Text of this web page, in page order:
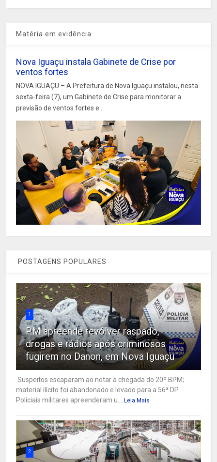
Matéria em evidência
Nova Iguaçu instala Gabinete de Crise por
ventos fortes
NOVA IGUAÇU – A Prefeitura de Nova Iguaçu instalou, nesta
sexta-feira (7), um Gabinete de Crise para monitorar a
previsão de ventos fortes e...
POSTAGENS POPULARES
1
PM apreende revólver raspado,
drogas e rádios após criminosos
fugirem no Danon, em Nova Iguaçu
Suspeitos escaparam ao notar a chegada do 20º BPM;
material ilícito foi abandonado e levado para a 56ª DP
Policiais militares apreenderam u...
Leia Mais
2